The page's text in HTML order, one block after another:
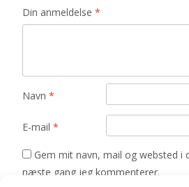
Din anmeldelse *
Navn *
E-mail *
Gem mit navn, mail og websted i
næste gang jeg kommenterer.